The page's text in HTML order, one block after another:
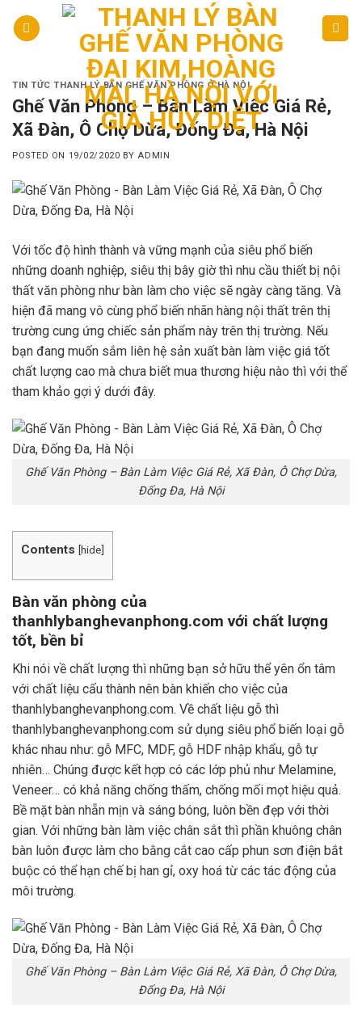
TIN TỨC THANH LÝ BÀN GHẾ VĂN PHÒNG Ở HÀ NỘI
Ghế Văn Phòng – Bàn Làm Việc Giá Rẻ,
Xã Đàn, Ô Chợ Dừa, Đống Đa, Hà Nội
POSTED ON 19/02/2020 BYADMIN
Với tốc độ hình thành và vững mạnh của siêu phổ biến
những doanh nghiệp, siêu thị bây giờ thì nhu cầu thiết bị nội
thất văn phòng như bàn làm cho việc sẽ ngày càng tăng. Và
hiện đã mang vô cùng phổ biến nhãn hàng nội thất trên thị
trường cung ứng chiếc sản phẩm này trên thị trường. Nếu
bạn đang muốn sắm liên hệ sản xuất bàn làm việc giá tốt
chất lượng cao mà chưa biết mua thương hiệu nào thì với thể
tham khảo gợi ý dưới đây.
Ghế Văn Phòng – Bàn Làm Việc Giá Rẻ, Xã Đàn, Ô Chợ Dừa,
Đống Đa, Hà Nội
Contents [hide]
Bàn văn phòng của
thanhlybanghevanphong.com với chất lượng
tốt, bền bỉ
Khi nói về chất lượng thì những bạn sở hữu thể yên ổn tâm
với chất liệu cấu thành nên bàn khiến cho việc của
thanhlybanghevanphong.com. Về chất liệu gỗ thì
thanhlybanghevanphong.com sử dụng siêu phổ biến loại gỗ
khác nhau như: gỗ MFC, MDF, gỗ HDF nhập khẩu, gỗ tự
nhiên… Chúng được kết hợp có các lớp phủ như Melamine,
Veneer… có khả năng chống thấm, chống mối mọt hiệu quả.
Bề mặt bàn nhẵn mịn và sáng bóng, luôn bền đẹp với thời
gian. Với những bàn làm việc chân sắt thì phần khuông chân
bàn luôn được làm cho bằng cắt cao cấp phun sơn điện bắt
buộc có thể hạn chế bị han gỉ, oxy hoá từ các tác động của
môi trường.
Ghế Văn Phòng – Bàn Làm Việc Giá Rẻ, Xã Đàn, Ô Chợ Dừa,
Đống Đa, Hà Nội